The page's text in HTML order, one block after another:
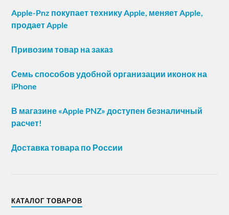
Apple-Pnz покупает технику Apple, меняет Apple,
продает Apple
Привозим товар на заказ
Семь способов удобной организации иконок на
iPhone
В магазине «Apple PNZ» доступен безналичный
расчет!
Доставка товара по России
КАТАЛОГ ТОВАРОВ